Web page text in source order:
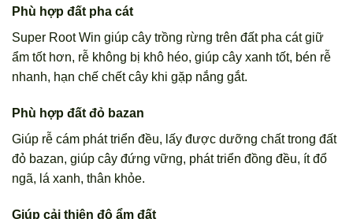
Phù hợp đất pha cát
Super Root Win giúp cây trồng rừng trên đất pha cát giữ
ẩm tốt hơn, rễ không bị khô héo, giúp cây xanh tốt, bén rễ
nhanh, hạn chế chết cây khi gặp nắng gắt.
Phù hợp đất đỏ bazan
Giúp rễ cám phát triển đều, lấy được dưỡng chất trong đất
đỏ bazan, giúp cây đứng vững, phát triển đồng đều, ít đổ
ngã, lá xanh, thân khỏe.
Giúp cải thiện độ ẩm đất